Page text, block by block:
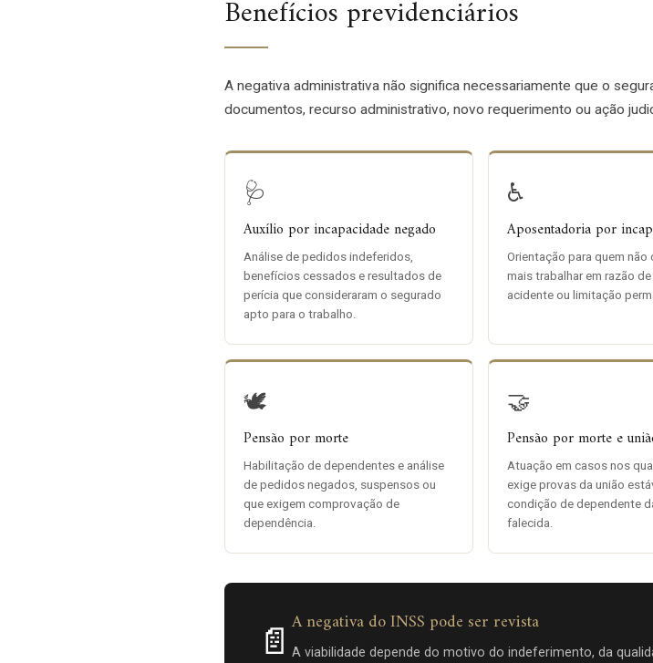
Benefícios previdenciários
A negativa administrativa não significa necessariamente que o
documentos, recurso administrativo, novo requerimento ou ação
🩺
Auxílio por incapacidade negado
Análise de pedidos indeferidos,
benefícios cessados e resultados de
perícia que consideraram o segurado
apto para o trabalho.
♿
Aposentadoria por
Orientação para quem não
mais trabalhar em razão
acidente ou limitação
🕊️
Pensão por morte
Habilitação de dependentes e análise
de pedidos negados, suspensos ou
que exigem comprovação de
dependência.
🤝
Pensão por morte e
Atuação em casos nos
exige provas da união
condição de dependente
falecida.
📄 A negativa do INSS pode ser revista
A viabilidade depende do motivo do indeferimento, da